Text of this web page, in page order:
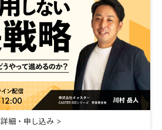
詳細・申し込み